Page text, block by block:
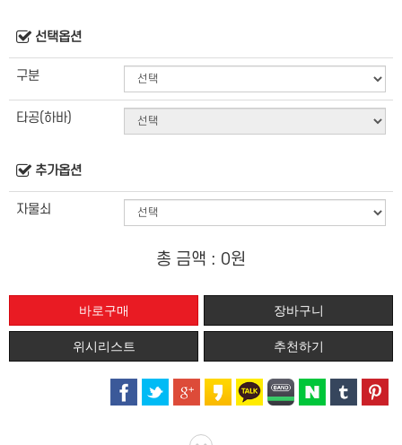
선택옵션
구분
타공(하바)
추가옵션
자물쇠
총 금액 : 0원
위시리스트 추천하기